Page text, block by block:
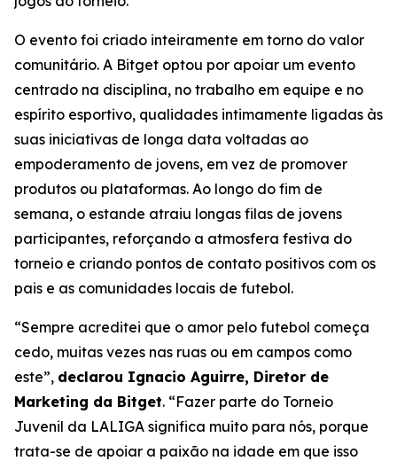
O evento foi criado inteiramente em torno do valor
comunitário. A Bitget optou por apoiar um evento
centrado na disciplina, no trabalho em equipe e no
espírito esportivo, qualidades intimamente ligadas às
suas iniciativas de longa data voltadas ao
empoderamento de jovens, em vez de promover
produtos ou plataformas. Ao longo do fim de
semana, o estande atraiu longas filas de jovens
participantes, reforçando a atmosfera festiva do
torneio e criando pontos de contato positivos com os
pais e as comunidades locais de futebol.
“Sempre acreditei que o amor pelo futebol começa
cedo, muitas vezes nas ruas ou em campos como
este”, declarou Ignacio Aguirre, Diretor de
Marketing da Bitget. “Fazer parte do Torneio
Juvenil da LALIGA significa muito para nós, porque
trata-se de apoiar a paixão na idade em que isso